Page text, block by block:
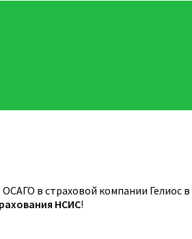
в страховой компании Гелиос в
НСИС!